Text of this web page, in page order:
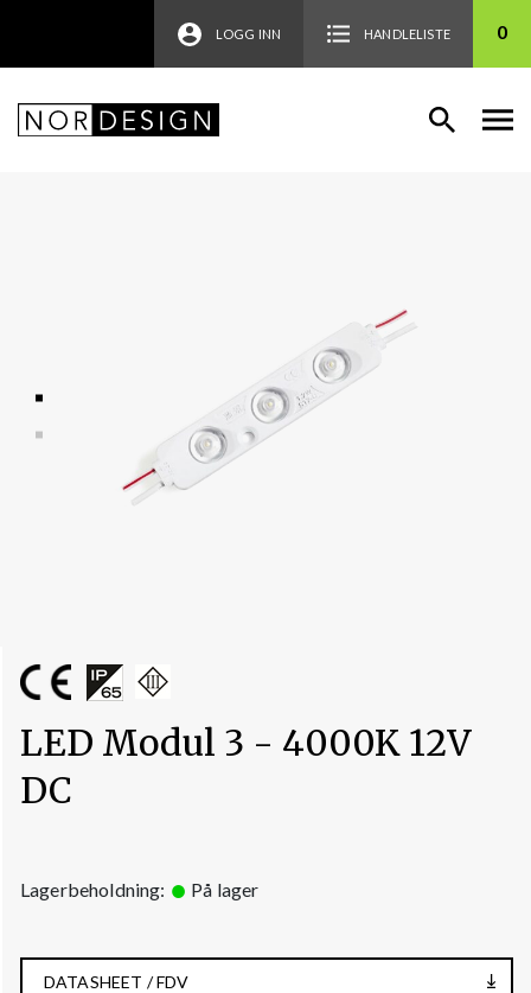
LOGG INN HANDLELISTE 0
LED Modul 3 - 4000K 12V
DC
Lagerbeholdning: På lager
DATASHEET / FDV